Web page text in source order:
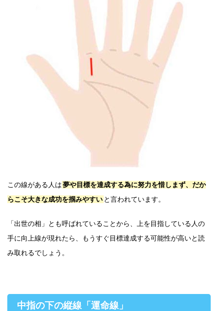
この線がある人は夢や目標を達成する為に努力を惜しまず、だか
らこそ大きな成功を掴みやすい と言われています。
「出世の相」とも呼ばれていることから、上を目指している人の
手に向上線が現れたら、もうすぐ目標達成する可能性が高いと読
み取れるでしょう。
中指の下の縦線「運命線」